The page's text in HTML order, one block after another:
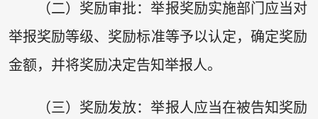
（二）奖励审批：举报奖励实施部门应当对
举报奖励等级、奖励标准等予以认定，确定奖励
金额，并将奖励决定告知举报人。
（三）奖励发放：举报人应当在被告知奖励